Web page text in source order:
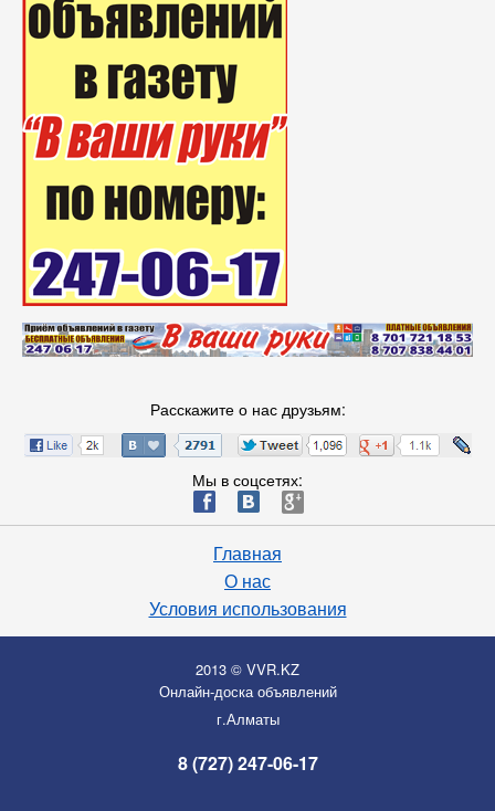
Расскажите о нас друзьям:
Мы в соцсетях:
ä æ è
Главная
О нас
Условия использования
2013 © VVR.KZ
Онлайн-доска объявлений
г.Алматы
8 (727) 247-06-17